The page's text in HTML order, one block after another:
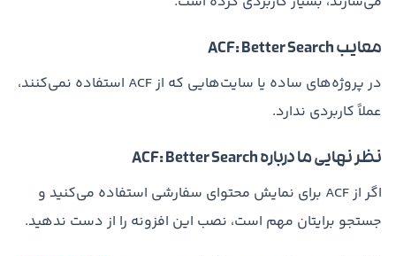
معایب ACF: Better Search
در پروژه‌های ساده یا سایت‌هایی که از ACF استفاده نمی‌کنند،
عملاً کاربردی ندارد.
نظر نهایی ما درباره ACF: Better Search
اگر از ACF برای نمایش محتوای سفارشی استفاده می‌کنید و
جستجو برایتان مهم است، نصب این افزونه را از دست ندهید.